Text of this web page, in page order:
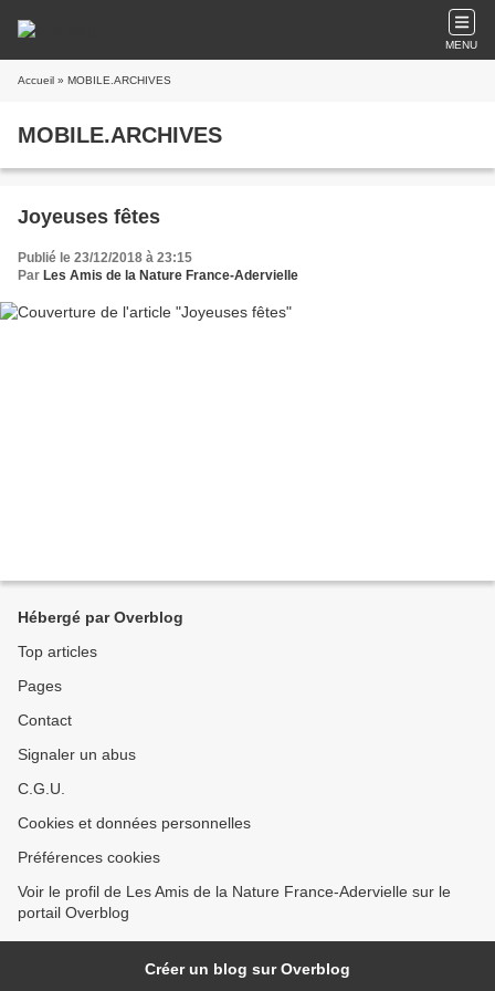
MENU
Accueil » MOBILE.ARCHIVES
MOBILE.ARCHIVES
Joyeuses fêtes
Publié le 23/12/2018 à 23:15
Par Les Amis de la Nature France-Adervielle
Hébergé par Overblog
Top articles
Pages
Contact
Signaler un abus
C.G.U.
Cookies et données personnelles
Préférences cookies
Voir le profil de Les Amis de la Nature France-Adervielle sur le
portail Overblog
Créer un blog sur Overblog